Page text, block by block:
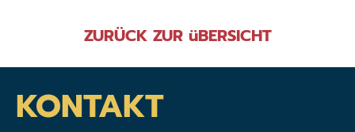
ZURÜCK ZUR üBERSICHT
KONTAKT